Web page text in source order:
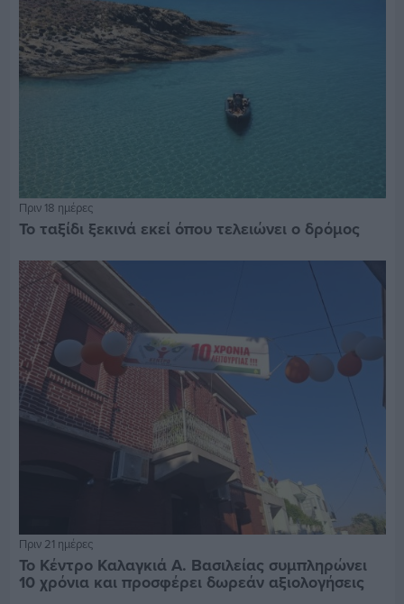
Πριν 18 ημέρες
Το ταξίδι ξεκινά εκεί όπου τελειώνει ο δρόμος
Πριν 21 ημέρες
Το Κέντρο Καλαγκιά Α. Βασιλείας συμπληρώνει
10 χρόνια και προσφέρει δωρεάν αξιολογήσεις